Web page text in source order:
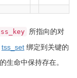
所指向的对
tss_set 绑定到关键的
生命中保持存在。